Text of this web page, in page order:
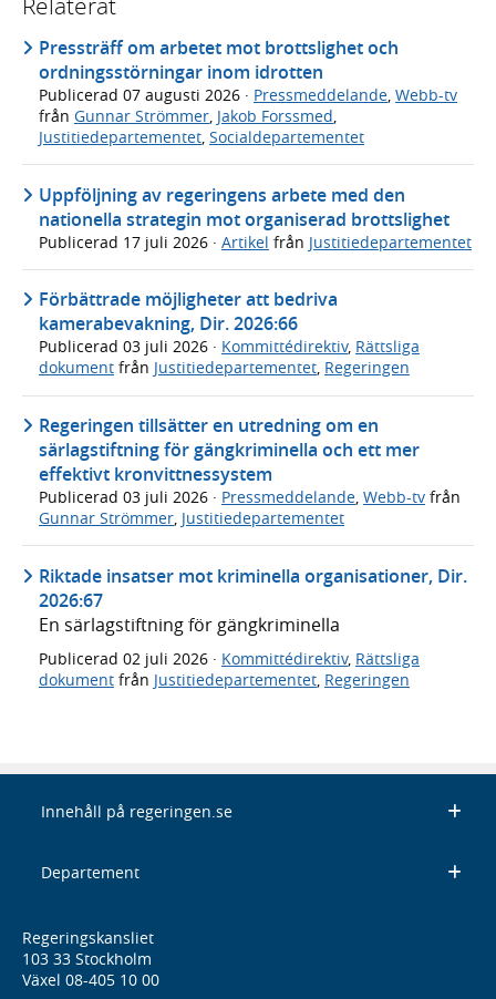
Pressträff om arbetet mot brottslighet och
ordningsstörningar inom idrotten
Publicerad 07 augusti 2026 · Pressmeddelande, Webb-tv
från Gunnar Strömmer, Jakob Forssmed,
Justitiedepartementet, Socialdepartementet
Uppföljning av regeringens arbete med den
nationella strategin mot organiserad brottslighet
Publicerad 17 juli 2026 · Artikel från Justitiedepartementet
Förbättrade möjligheter att bedriva
kamerabevakning, Dir. 2026:66
Publicerad 03 juli 2026 · Kommittédirektiv, Rättsliga
dokument från Justitiedepartementet, Regeringen
Regeringen tillsätter en utredning om en
särlagstiftning för gängkriminella och ett mer
effektivt kronvittnessystem
Publicerad 03 juli 2026 · Pressmeddelande, Webb-tv från
Gunnar Strömmer, Justitiedepartementet
Riktade insatser mot kriminella organisationer, Dir.
2026:67
En särlagstiftning för gängkriminella
Publicerad 02 juli 2026 · Kommittédirektiv, Rättsliga
dokument från Justitiedepartementet Regeringen
Innehåll på regeringen.se
Departement
Regeringskansliet
103 33 Stockholm
Växel 08-405 10 00